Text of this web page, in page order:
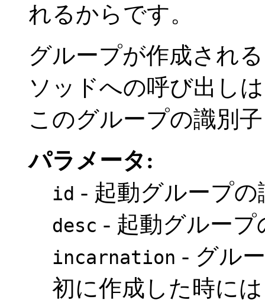
れるからです。
グループが作成され
ソッドへの呼び出し
このグループの識別
パラメータ:
id - 起動グループの
desc - 起動グループ
incarnation - グル
初に作成した時に